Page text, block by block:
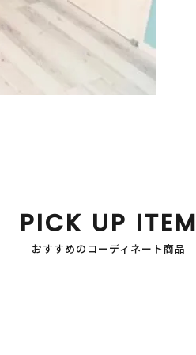
PICK UP ITEM
おすすめのコーディネート商品